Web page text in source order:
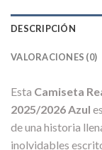
DESCRIPCIÓN
VALORACIONES (0)
Esta Camiseta
2025/2026 Azul
de una historia
inolvidables